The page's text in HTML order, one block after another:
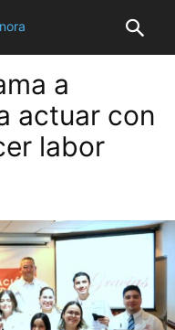
a
actuar con
labor